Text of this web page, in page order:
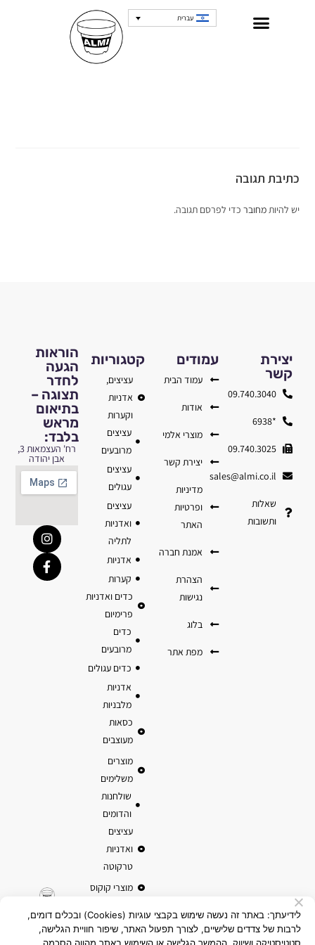
עברית
כתיבת תגובה
יש להיותמחובר כדי לפרסם תגובה.
הוראות
הגעה
לחדר
תצוגה –
בתיאום
מראש
בלבד:
רח' העצמאות 3,
אבן יהודה
קטגוריות
עציצים,
אדניות
וקערות
עציצים
מרובעים
עציצים
עגולים
עציצים
ואדניות
לתליה
אדניות
קערות
כדים ואדניות
פרימיום
כדים
מרובעים
כדים עגולים
אדניות
מלבניות
כסאות
מעוצבים
מוצרים
משלימים
שולחנות
והדומים
עציצים
ואדניות
טרקוטה
מוצרי קוקוס
עמודים
עמוד הבית
אודות
מוצרי אלמי
יצירת קשר
מדיניות
ופרטיות
האתר
אמנת חברה
הצהרת
נגישות
בלוג
מפת אתר
יצירת
קשר
09.740.3040
*6938
09.740.3025
sales@almi.co.il
שאלות
ותשובות
לידיעתך: באתר זה נעשה שימוש בקבצי עוגיות (Cookies) ובכלים דומים,
לרבות של צדדים שלישיים, לצורך תפעול האתר, שיפור חוויית הגלישה,